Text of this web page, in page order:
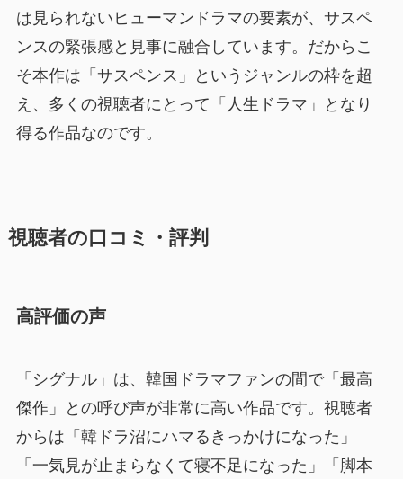
は見られないヒューマンドラマの要素が、サスペ
ンスの緊張感と見事に融合しています。だからこ
そ本作は「サスペンス」というジャンルの枠を超
え、多くの視聴者にとって「人生ドラマ」となり
得る作品なのです。
視聴者の口コミ・評判
高評価の声
「シグナル」は、韓国ドラマファンの間で「最高
傑作」との呼び声が非常に高い作品です。視聴者
からは「韓ドラ沼にハマるきっかけになった」
「一気見が止まらなくて寝不足になった」「脚本